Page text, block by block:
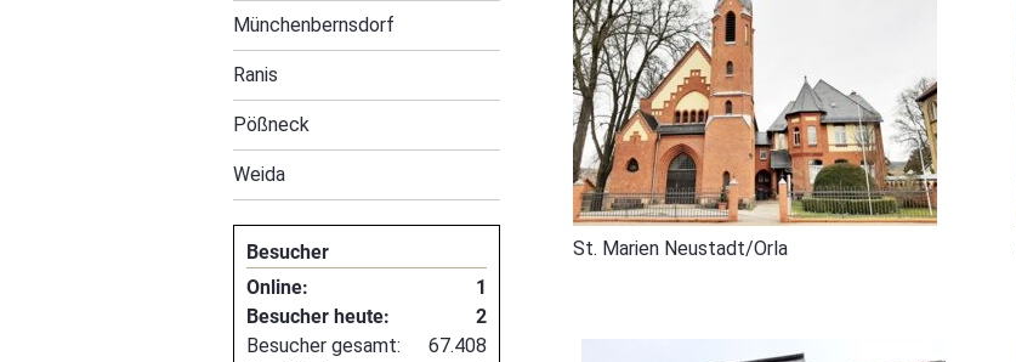
St. Marien Neustadt/Orla
Münchenbernsdorf
Ranis
Pößneck
Weida
Besucher
Online:
1
Besucher heute:
2
Besucher gesamt:
67.408